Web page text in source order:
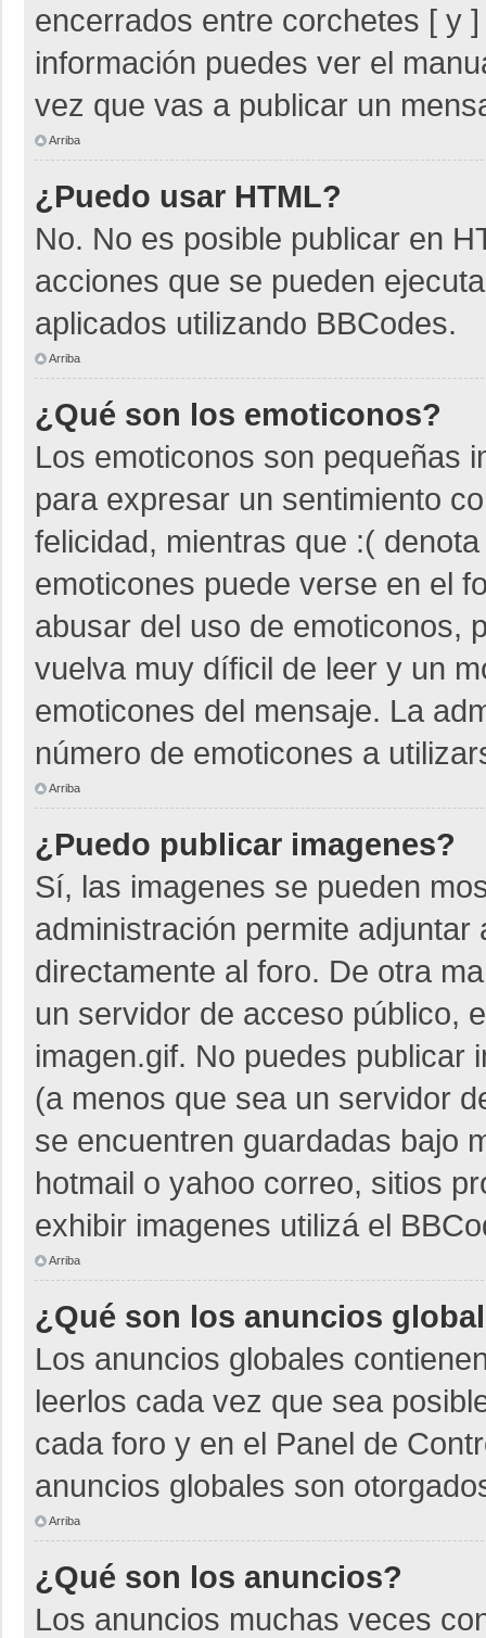
encerrados entre corchetes [ y
información puedes ver el
vez que vas a publicar un
Arriba
¿Puedo usar HTML?
No. No es posible publicar en
acciones que se pueden
aplicados utilizando BBCodes.
Arriba
¿Qué son los emoticonos?
Los emoticonos son pequeñas
para expresar un sentimiento
felicidad, mientras que :(
emoticones puede verse en el
abusar del uso de emoticonos,
vuelva muy díficil de leer y un
emoticones del mensaje. La
número de emoticones a
Arriba
¿Puedo publicar imagenes?
Sí, las imagenes se pueden
administración permite
directamente al foro. De otra
un servidor de acceso público,
imagen.gif. No puedes publicar
(a menos que sea un servidor
se encuentren guardadas bajo
hotmail o yahoo correo, sitios
exhibir imagenes utilizá el
Arriba
¿Qué son los anuncios
Los anuncios globales
leerlos cada vez que sea
cada foro y en el Panel de
anuncios globales son
Arriba
¿Qué son los anuncios?
Los anuncios muchas veces